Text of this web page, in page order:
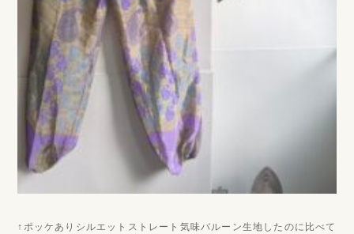
↑ポッケありシルエットストレート気味バルーン生地したのに比べて